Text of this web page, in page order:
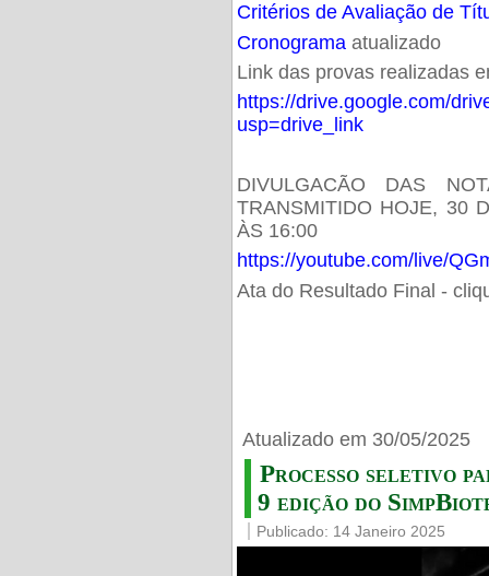
Critérios de Avaliação de
Cronogramaatualizado
Link das provas realizadas
https://drive.google.com/
usp=drive_link
DIVULGACÃO DAS
TRANSMITIDO HOJE, 30
ÀS 16:00
https://youtube.com/live/
Ata do Resultado Final -
Atualizado em 30/05/2025
Processo seletivo
9 edição do
Publicado: 14 Janeiro 2025